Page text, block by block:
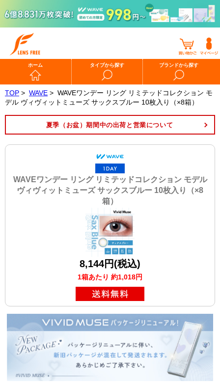
ホーム タイプから探す ブランドから探す
TOP > WAVE > WAVEワンデー リング リミテッドコレクション モ
デル ヴィヴィットミューズ サックスブルー 10枚入り（×8箱）
夏季（お盆）期間中の出荷と営業について
WAVEワンデー リング リミテッドコレクション モデル
ヴィヴィットミューズ サックスブルー 10枚入り（×8
箱）
8,144円(税込)
1箱あたり 約1,018円